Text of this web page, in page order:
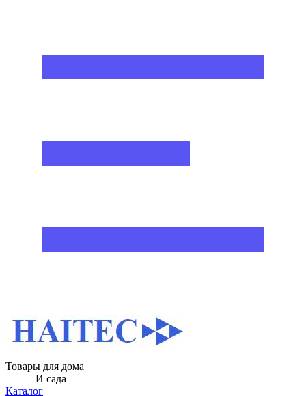
Товары для дома
И сада
Каталог